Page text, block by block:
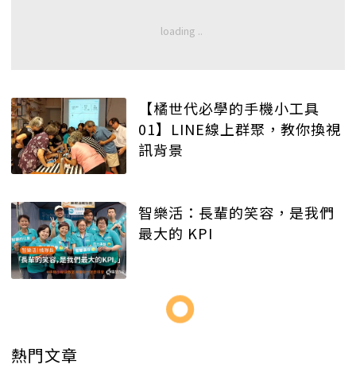
【橘世代必學的手機小工具
01】LINE線上群聚，教你換視
訊背景
智樂活：長輩的笑容，是我們
最大的 KPI
熱門文章